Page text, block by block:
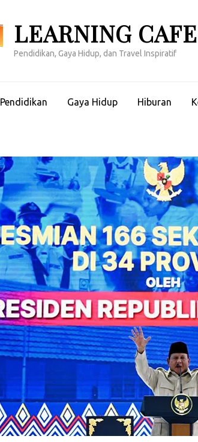
LEARNING CAFE
Pendidikan, Gaya Hidup, dan Travel Inspiratif
Pendidikan Gaya Hidup Hiburan